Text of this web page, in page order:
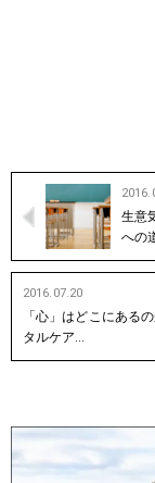
生意
への
2016.07.20
「心」はどこにある
タルケア…